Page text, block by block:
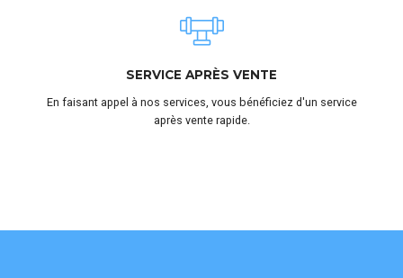
SERVICE APRÈS VENTE
En faisant appel à nos services, vous bénéficiez d'un service
après vente rapide.